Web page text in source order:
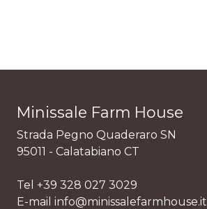
Minissale Farm House
Strada Pegno Quaderaro SN
95011 - Calatabiano CT
Tel +39 328 027 3029
E-mail info@minissalefarmhouse.it